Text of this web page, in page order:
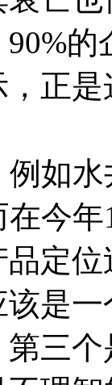
正
如水
今
定
是
三